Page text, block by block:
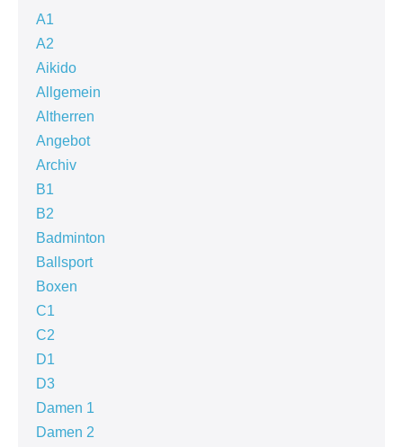
A1
A2
Aikido
Allgemein
Altherren
Angebot
Archiv
B1
B2
Badminton
Ballsport
Boxen
C1
C2
D1
D3
Damen 1
Damen 2